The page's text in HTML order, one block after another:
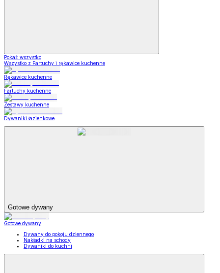
Pokaż wszystko
Wszystko z Fartuchy i rękawice kuchenne
Rękawice kuchenne
Fartuchy kuchenne
Zestawy kuchenne
Dywaniki łazienkowe
Gotowe dywany
Gotowe dywany
Dywany do pokoju dziennego
Nakładki na schody
Dywaniki do kuchni